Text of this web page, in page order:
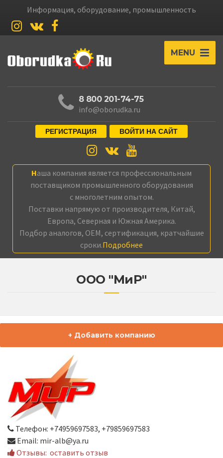
Информация, оборудование, промышленность
MENU
8 800 201-74-75
info@oborudka.ru
РЕГИСТРАЦИЯ ВОЙТИ НА САЙТ
Наша компания является профессиональным
поставщиком промышленного оборудования
с многолетним опытом.
Поставки напрямую от производителя, Китай,
Европа, Северная и Южная Америка.
Подбор аналогов, OEM, сертификация, кратчайшие
сроки.Подробнее
ООО "МиР"
+ Добавить компанию
Телефон: +74959697583, +79859697583
Email: mir-alb@ya.ru
Отзывы: оставить отзыв